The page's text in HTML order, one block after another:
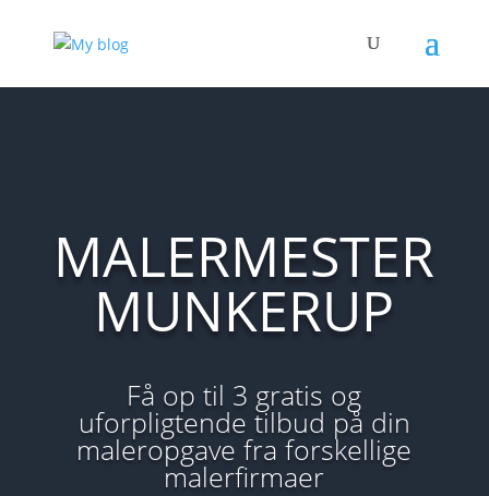
MALERMESTER
MUNKERUP
Få op til 3 gratis og
uforpligtende tilbud på din
maleropgave fra forskellige
malerfirmaer